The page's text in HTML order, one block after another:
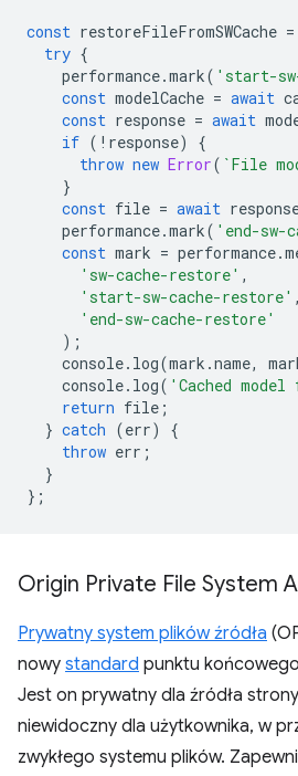
const restoreFileFromSWCache =
try {
performance.mark( 'start-
const modelCache = await
const response = await
if ( ! response)
{
throw new Error( `File
}
const file = await
performance.mark( 'end-sw-
const mark = performance.
'sw-cache-restore' ,
'start-sw-cache-restore' ,
'end-sw-cache-restore'
);
console. log(mark .name,
console. log( 'Cached
return file ;
} catch (err)
{
throw err ;
}
};
Origin Private File System
Prywatny system plików źródła
nowy standard punktu
Jest on prywatny dla źródła
niewidoczny dla użytkownika, w
zwykłego systemu plików.